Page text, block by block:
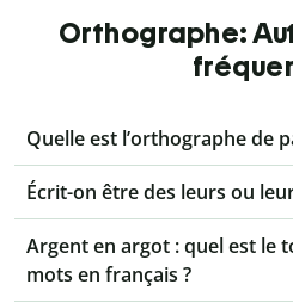
Orthographe:
Quelle est l’orthographe de
Écrit-on être des leurs ou
Argent en argot : quel est le
mots en français ?